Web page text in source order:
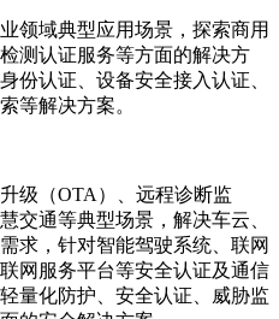
领域典型应用场景，探索商用
测认证服务等方面的解决方
份认证、设备安全接入认证、
等解决方案。
级（OTA）、远程诊断监
交通等典型场景，解决车云、
求，针对智能驾驶系统、联网
网服务平台等安全认证及通信
量化防护、安全认证、威胁监